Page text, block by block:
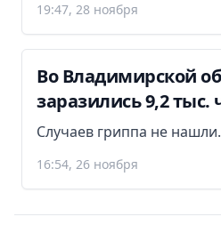
19:47, 28 ноября
Во Владимирской
заразились 9,2 тыс.
Случаев гриппа не нашли.
16:54, 26 ноября